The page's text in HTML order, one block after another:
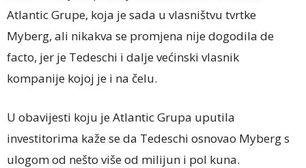
Atlantic Grupe, koja je sada u vlasništvu tvrtke
Myberg, ali nikakva se promjena nije dogodila de
facto, jer je Tedeschi i dalje većinski vlasnik
kompanije kojoj je i na čelu.
U obavijesti koju je Atlantic Grupa uputila
investitorima kaže se da Tedeschi osnovao Myberg s
ulogom od nešto više od milijun i pol kuna.